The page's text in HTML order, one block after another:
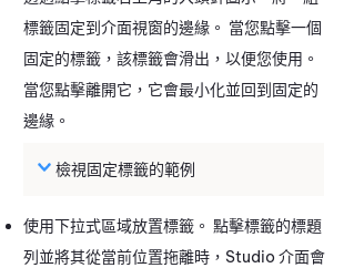
標籤固定到介面視窗的邊緣。 當您點擊一個
固定的標籤，該標籤會滑出，以便您使用。
當您點擊離開它，它會最小化並回到固定的
邊緣。
檢視固定標籤的範例
使用下拉式區域放置標籤。 點擊標籤的標題
列並將其從當前位置拖離時， Studio 介面會